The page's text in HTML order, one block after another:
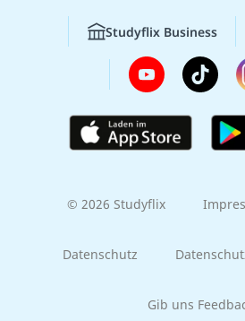
Studyflix Business
© 2026 Studyflix
Datenschutz
Gib uns